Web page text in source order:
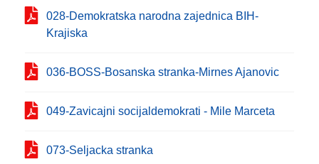
028-Demokratska narodna zajednica BIH-
Krajiska
036-BOSS-Bosanska stranka-Mirnes Ajanovic
049-Zavicajni socijaldemokrati - Mile Marceta
073-Seljacka stranka